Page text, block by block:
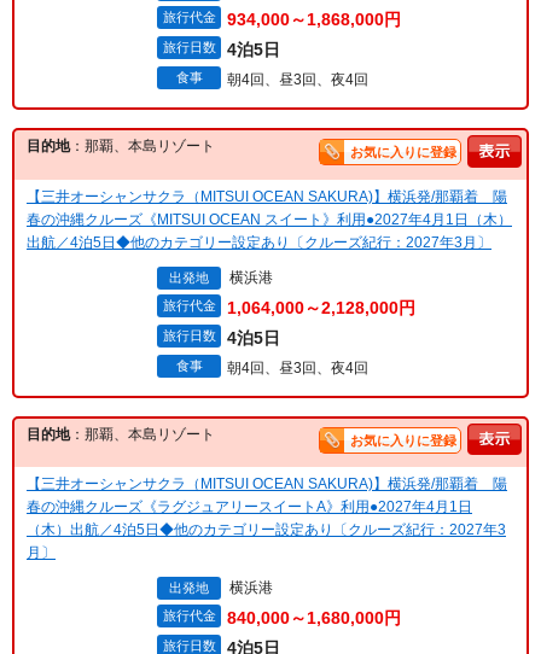
旅行代金 934,000～1,868,000円
旅行日数 4泊5日
食事 朝4回、昼3回、夜4回
目的地：那覇、本島リゾート お気に入りに登録
【三井オーシャンサクラ（MITSUI OCEAN SAKURA)】横浜発/那覇着 陽
春の沖縄クルーズ《MITSUI OCEAN スイート》利用●2027年4月1日（木）
出航／4泊5日◆他のカテゴリー設定あり〔クルーズ紀行：2027年3月〕
出発地 横浜港
旅行代金 1,064,000～2,128,000円
旅行日数 4泊5日
食事 朝4回、昼3回、夜4回
目的地：那覇、本島リゾート お気に入りに登録
【三井オーシャンサクラ（MITSUI OCEAN SAKURA)】横浜発/那覇着 陽
春の沖縄クルーズ《ラグジュアリースイートA》利用●2027年4月1日
（木）出航／4泊5日◆他のカテゴリー設定あり〔クルーズ紀行：2027年3
月〕
出発地 横浜港
旅行代金 840,000～1,680,000円
旅行日数 4泊5日